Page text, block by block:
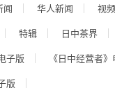
闻 华人新闻 视频
特辑
日中茶界
子版
《日中经营者
版